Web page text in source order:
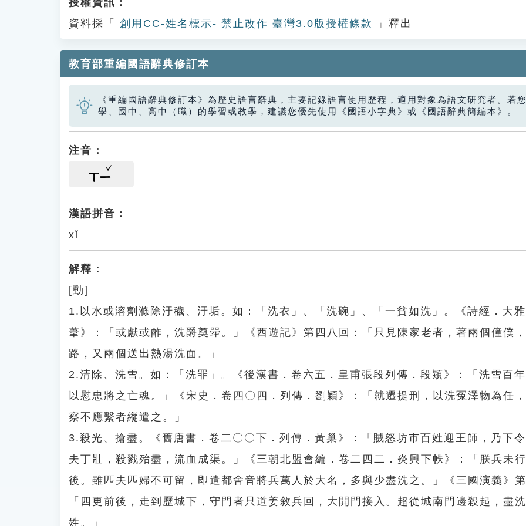
資料採「
創用CC-姓名標示- 禁止改作 臺灣3.0版授權條款 」釋出
教育部重編國語辭典修訂本
《重編國語辭典修訂本》為歷史語言辭典，主要記錄語言使用歷程，適用對象為語文研究者。若
學、國中、高中（職）的學習或教學，建議您優先使用《國語小字典》或《國語辭典簡編本》。
注音：
ㄒㄧ
漢語拼音：
xǐ
解釋：
[動]
1.以水或溶劑滌除汙穢、汙垢。如：「洗衣」、「洗碗」、「一貧如洗」。《詩經．大
葦》：「或獻或酢，洗爵奠斝。」《西遊記》第四八回：「只見陳家老者，著兩個僮僕
路，又兩個送出熱湯洗面。」
2.清除、洗雪。如：「洗罪」。《後漢書．卷六五．皇甫張段列傳．段熲》：「洗雪百
以慰忠將之亡魂。」《宋史．卷四〇四．列傳．劉穎》：「就遷提刑，以洗冤澤物為任
察不應繫者縱遣之。」
3.殺光、搶盡。《舊唐書．卷二〇〇下．列傳．黃巢》：「賊怒坊市百姓迎王師，乃下
夫丁壯，殺戮殆盡，流血成渠。」《三朝北盟會編．卷二四二．炎興下帙》：「朕兵未
後。雖匹夫匹婦不可留，即遣都舍音將兵萬人於大名，多與少盡洗之。」《三國演義》
「四更前後，走到歷城下，守門者只道姜敘兵回，大開門接入。超從城南門邊殺起，盡
姓。」